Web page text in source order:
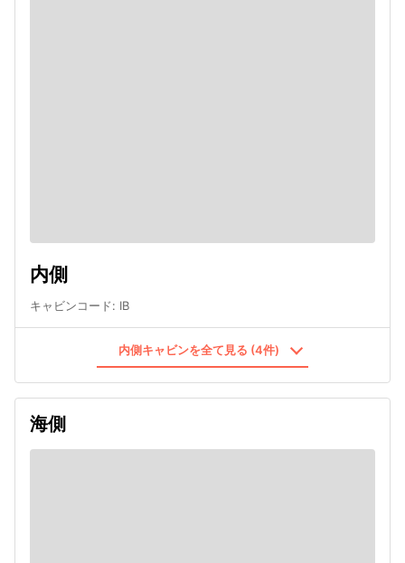
内側
キャビンコード: IB
内側キャビンを全て見る (4件)
海側